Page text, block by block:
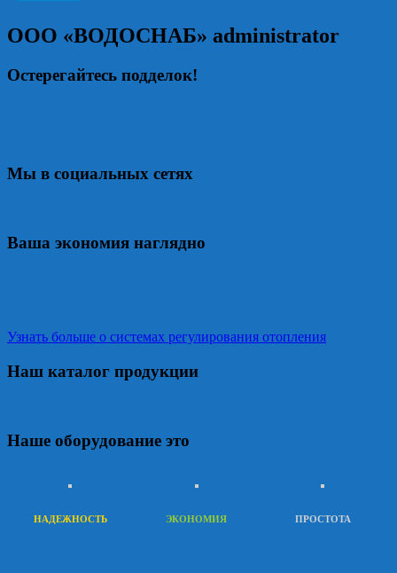
ООО «ВОДОСНАБ» administrator
Остерегайтесь подделок!
Мы в социальных сетях
Ваша экономия наглядно
Узнать больше о системах регулирования отопления
Наш каталог продукции
Наше оборудование это
НАДЕЖНОСТЬ ЭКОНОМИЯ ПРОСТОТА